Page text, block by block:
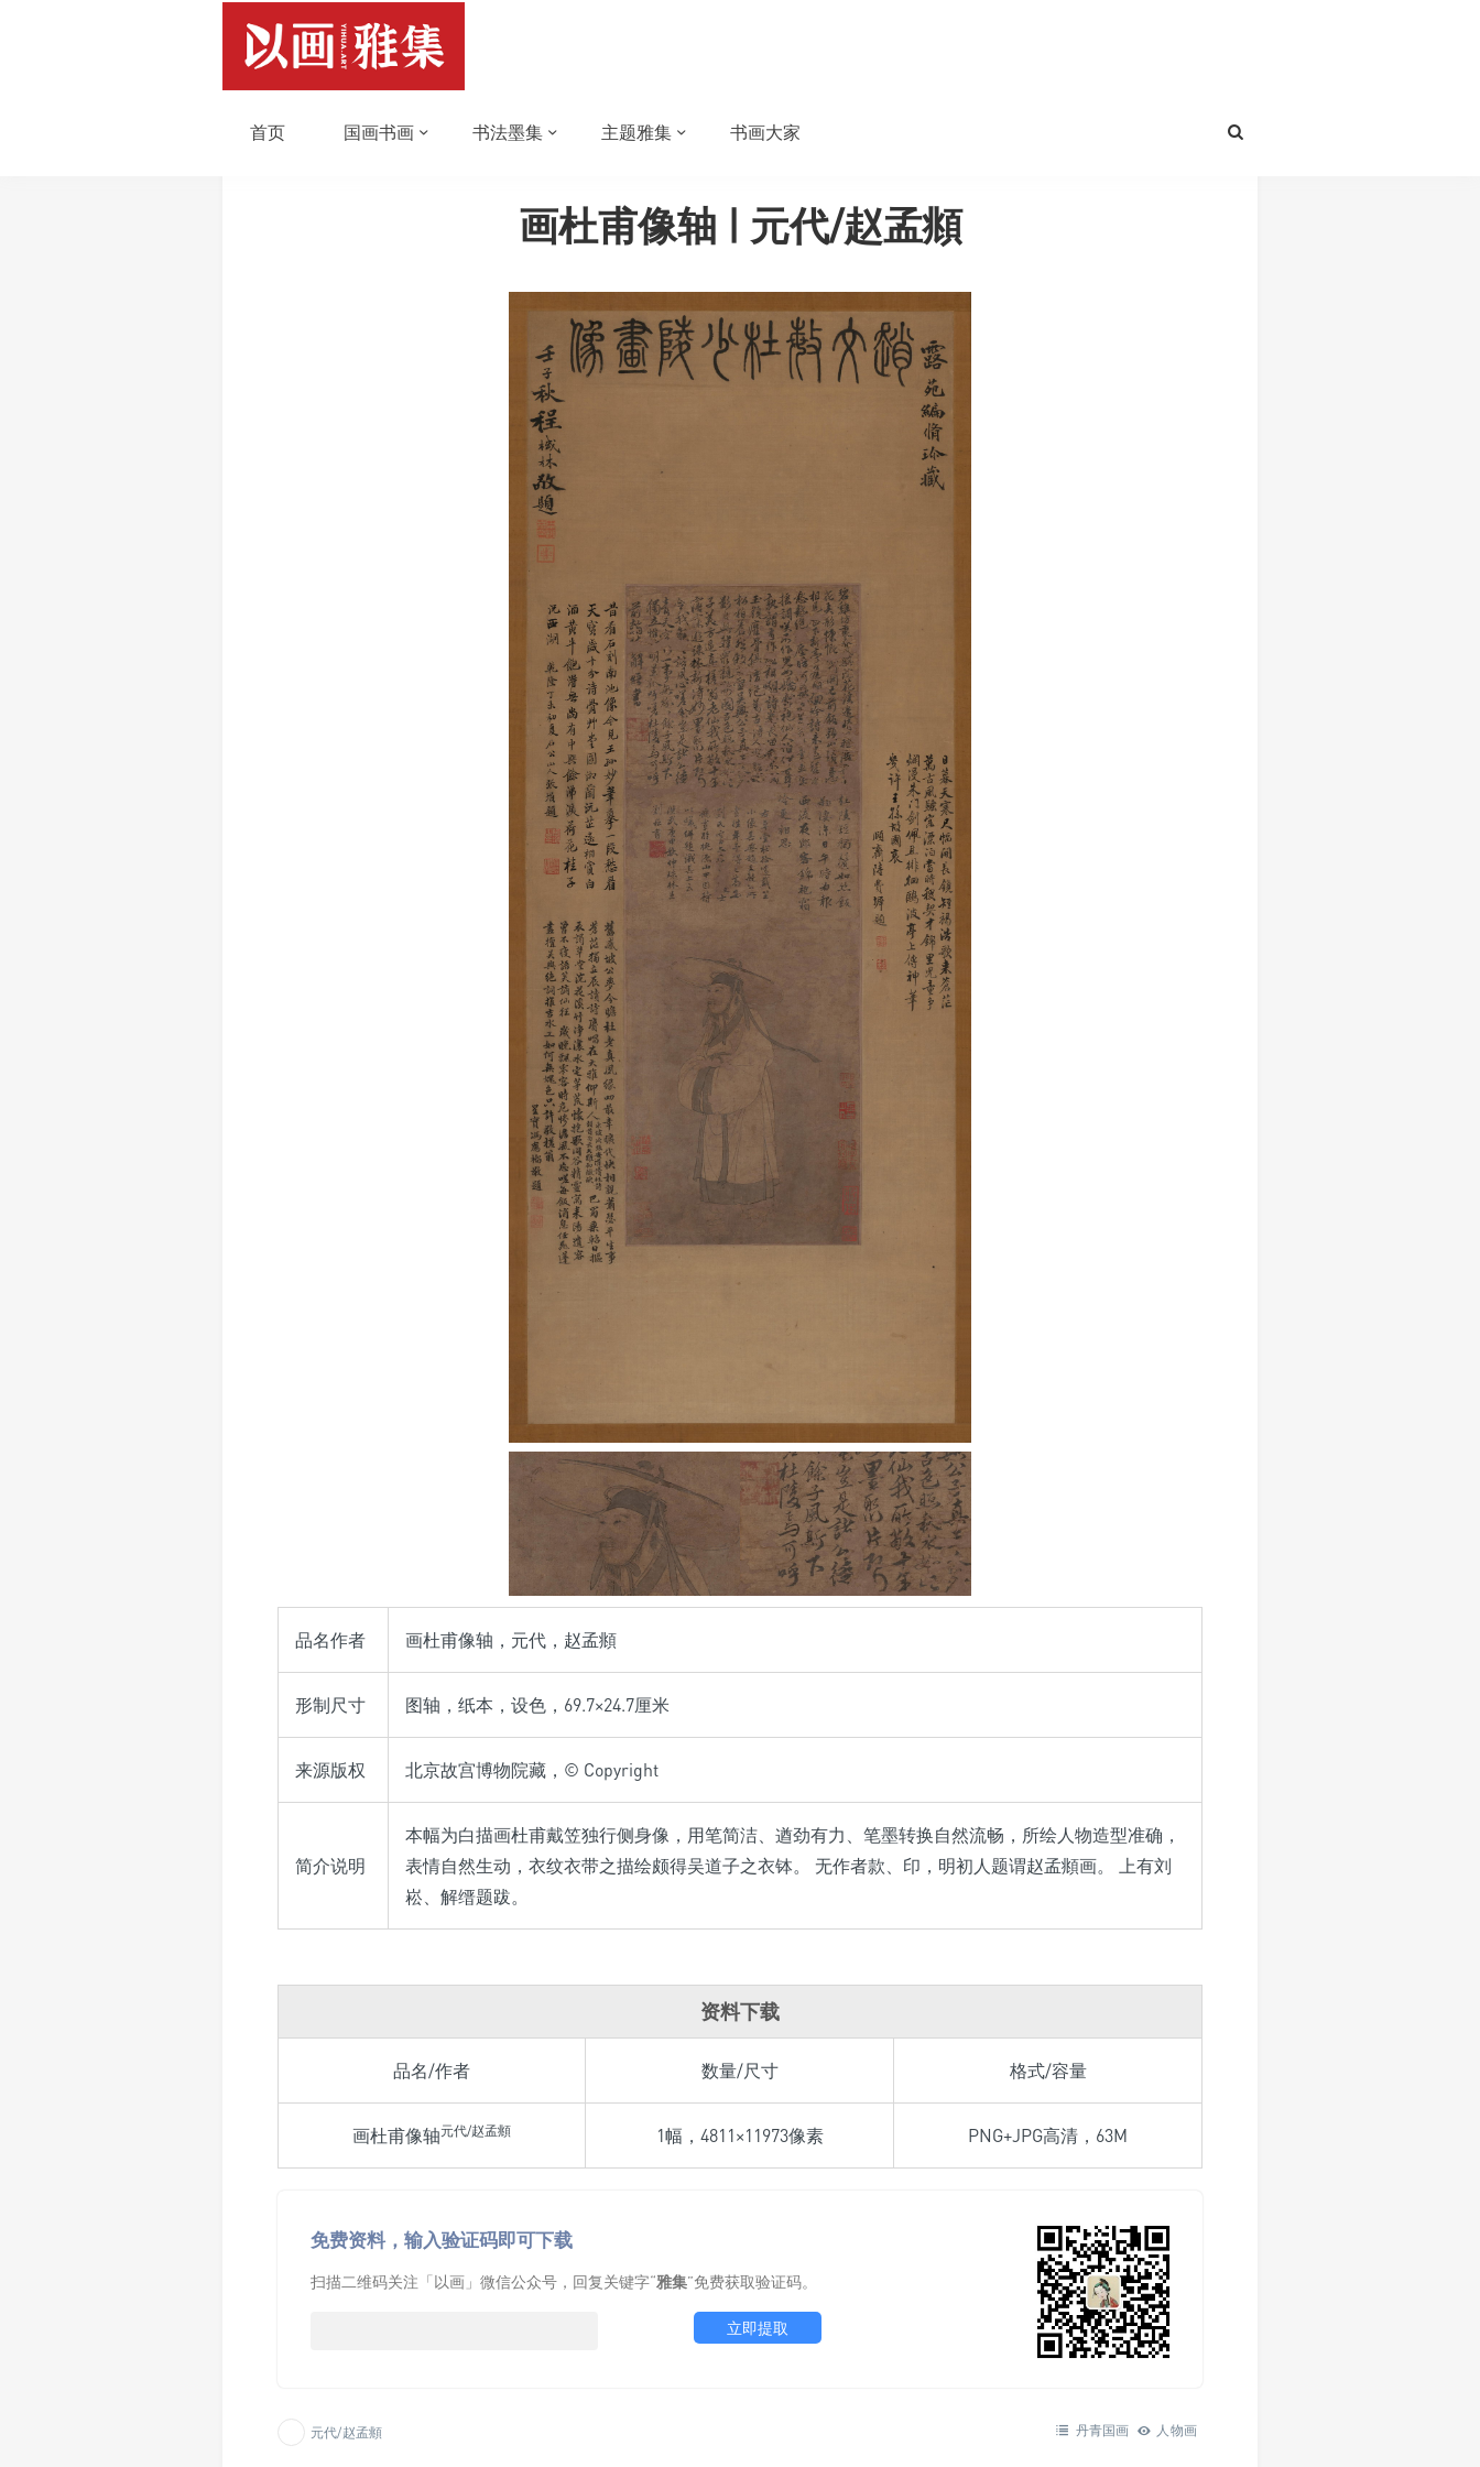
首页 国画书画 书法墨集 主题雅集 书画大家
画杜甫像轴 | 元代/赵孟頫
品名作者 画杜甫像轴，元代，赵孟頫
形制尺寸 图轴，纸本，设色，69.7×24.7厘米
来源版权 北京故宫博物院藏，© Copyright
简介说明
本幅为白描画杜甫戴笠独行侧身像，用笔简洁、遒劲有力、笔墨转换自然流畅，所绘人物造型准确，
表情自然生动，衣纹衣带之描绘颇得吴道子之衣钵。 无作者款、印，明初人题谓赵孟頫画。 上有刘
崧、解缙题跋。
资料下载
品名/作者 数量/尺寸 格式/容量
画杜甫像轴元代/赵孟頫 1幅，4811×11973像素 PNG+JPG高清，63M
免费资料，输入验证码即可下载
扫描二维码关注「以画」微信公众号，回复关键字“雅集”免费获取验证码。
立即提取
元代/赵孟頫 人物画
丹青国画